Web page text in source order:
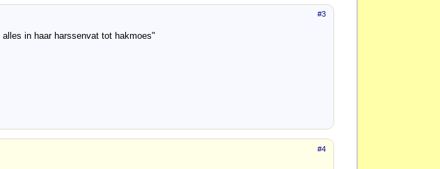
#3
in haar harssenvat tot hakmoes"
#4